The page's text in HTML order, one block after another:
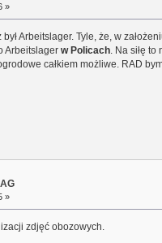
»
Arbeitslager. Tyle, że, w
Arbeitslager w Policach. Na siłę
całkiem możliwe. RAD
»
zdjęć obozowych.